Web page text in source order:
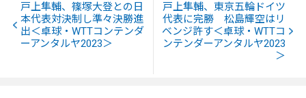
戸上隼輔、篠塚大登との日
本代表対決制し準々決勝進
出＜卓球・WTTコンテンダ
ーアンタルヤ2023＞
戸上隼輔、東京五輪ドイツ
代表に完勝 松島輝空はリ
ベンジ許す＜卓球・WTTコ
ンテンダーアンタルヤ2023
＞